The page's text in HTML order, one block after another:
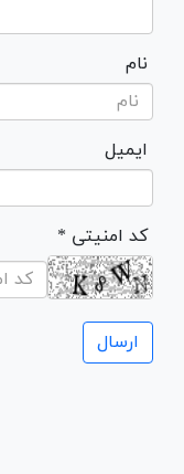
نام
ایمیل
* کد امنیتی